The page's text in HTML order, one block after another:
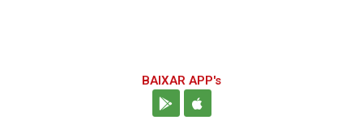
BAIXAR APP's